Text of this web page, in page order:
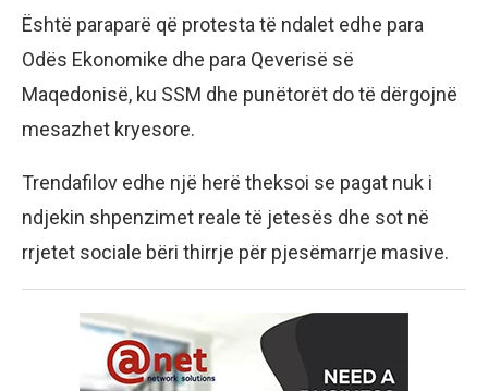
Është paraparë që protesta të ndalet edhe para
Odës Ekonomike dhe para Qeverisë së
Maqedonisë, ku SSM dhe punëtorët do të dërgojnë
mesazhet kryesore.
Trendafilov edhe një herë theksoi se pagat nuk i
ndjekin shpenzimet reale të jetesës dhe sot në
rrjetet sociale bëri thirrje për pjesëmarrje masive.